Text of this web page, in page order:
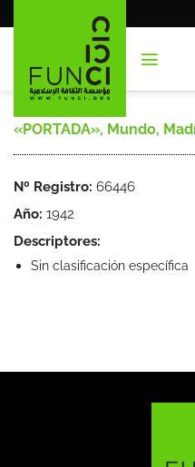
al
«PORTADA», Mundo,
Nº Registro: 66446
Año: 1942
Descriptores:
Sin clasificación específica